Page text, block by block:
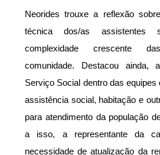
Neorides trouxe a reflexão
técnica dos/as assistentes
complexidade crescente
comunidade. Destacou ainda,
Serviço Social dentro das equipes
assistência social, habitação e
para atendimento da população
a isso, a representante da
necessidade de atualização da